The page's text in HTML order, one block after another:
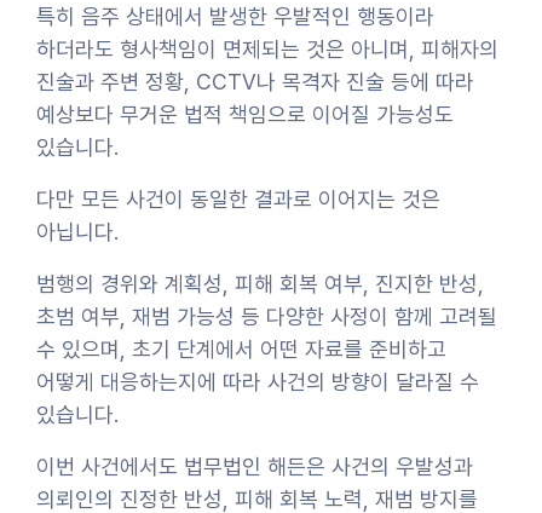
특히 음주 상태에서 발생한 우발적인 행동이라
하더라도 형사책임이 면제되는 것은 아니며, 피해자의
진술과 주변 정황, CCTV나 목격자 진술 등에 따라
예상보다 무거운 법적 책임으로 이어질 가능성도
있습니다.
다만 모든 사건이 동일한 결과로 이어지는 것은
아닙니다.
범행의 경위와 계획성, 피해 회복 여부, 진지한 반성,
초범 여부, 재범 가능성 등 다양한 사정이 함께 고려될
수 있으며, 초기 단계에서 어떤 자료를 준비하고
어떻게 대응하는지에 따라 사건의 방향이 달라질 수
있습니다.
이번 사건에서도 법무법인 해든은 사건의 우발성과
의뢰인의 진정한 반성, 피해 회복 노력, 재범 방지를